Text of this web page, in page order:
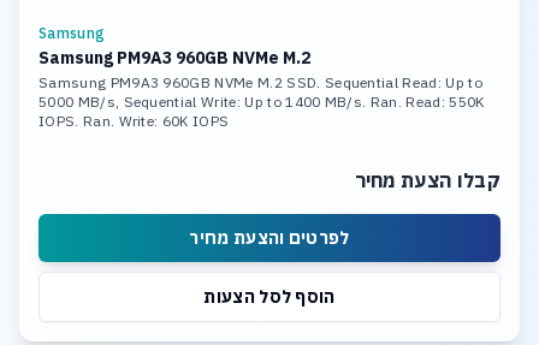
Samsung
Samsung PM9A3 960GB NVMe M.2
Samsung PM9A3 960GB NVMe M.2 SSD. Sequential Read: Up to
5000 MB/s, Sequential Write: Up to 1400 MB/s. Ran. Read: 550K
IOPS. Ran. Write: 60K IOPS
קבלו הצעת מחיר
לפרטים והצעת מחיר
הוסף לסל הצעות